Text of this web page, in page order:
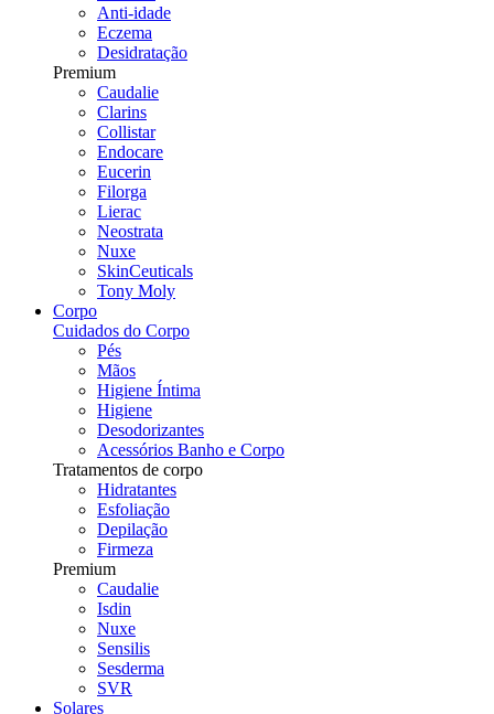
Anti-idade
Eczema
Desidratação
Premium
Caudalie
Clarins
Collistar
Endocare
Eucerin
Filorga
Lierac
Neostrata
Nuxe
SkinCeuticals
Tony Moly
Corpo
Cuidados do Corpo
Pés
Mãos
Higiene Íntima
Higiene
Desodorizantes
Acessórios Banho e Corpo
Tratamentos de corpo
Hidratantes
Esfoliação
Depilação
Firmeza
Premium
Caudalie
Isdin
Nuxe
Sensilis
Sesderma
SVR
Solares